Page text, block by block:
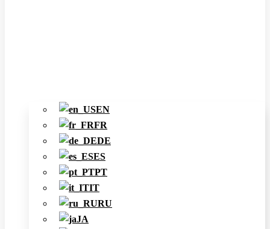
EN
FR
DE
ES
PT
IT
RU
JA